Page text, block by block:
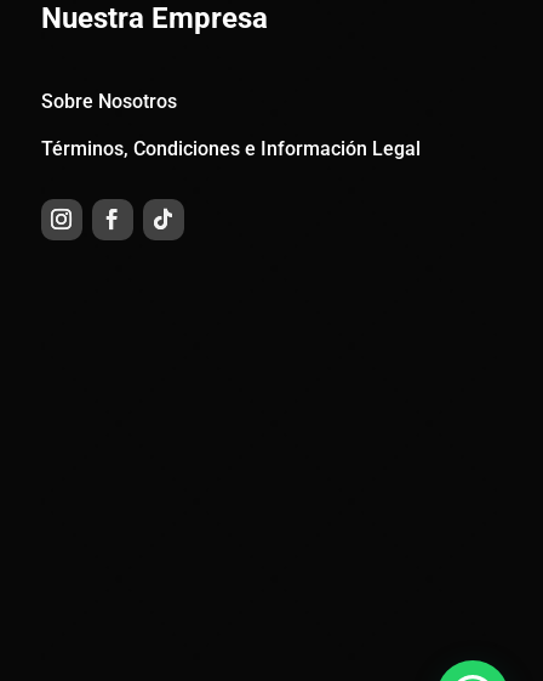
Nuestra Empresa
Sobre Nosotros
Términos, Condiciones e Información Legal